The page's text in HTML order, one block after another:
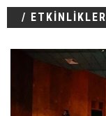
/ ETKİNLİKLER